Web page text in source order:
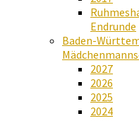
Endrunde
Baden-
2027
2026
2025
2024